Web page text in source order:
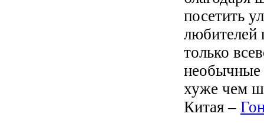
посетить
любителей
только
хуже чем
Китая –